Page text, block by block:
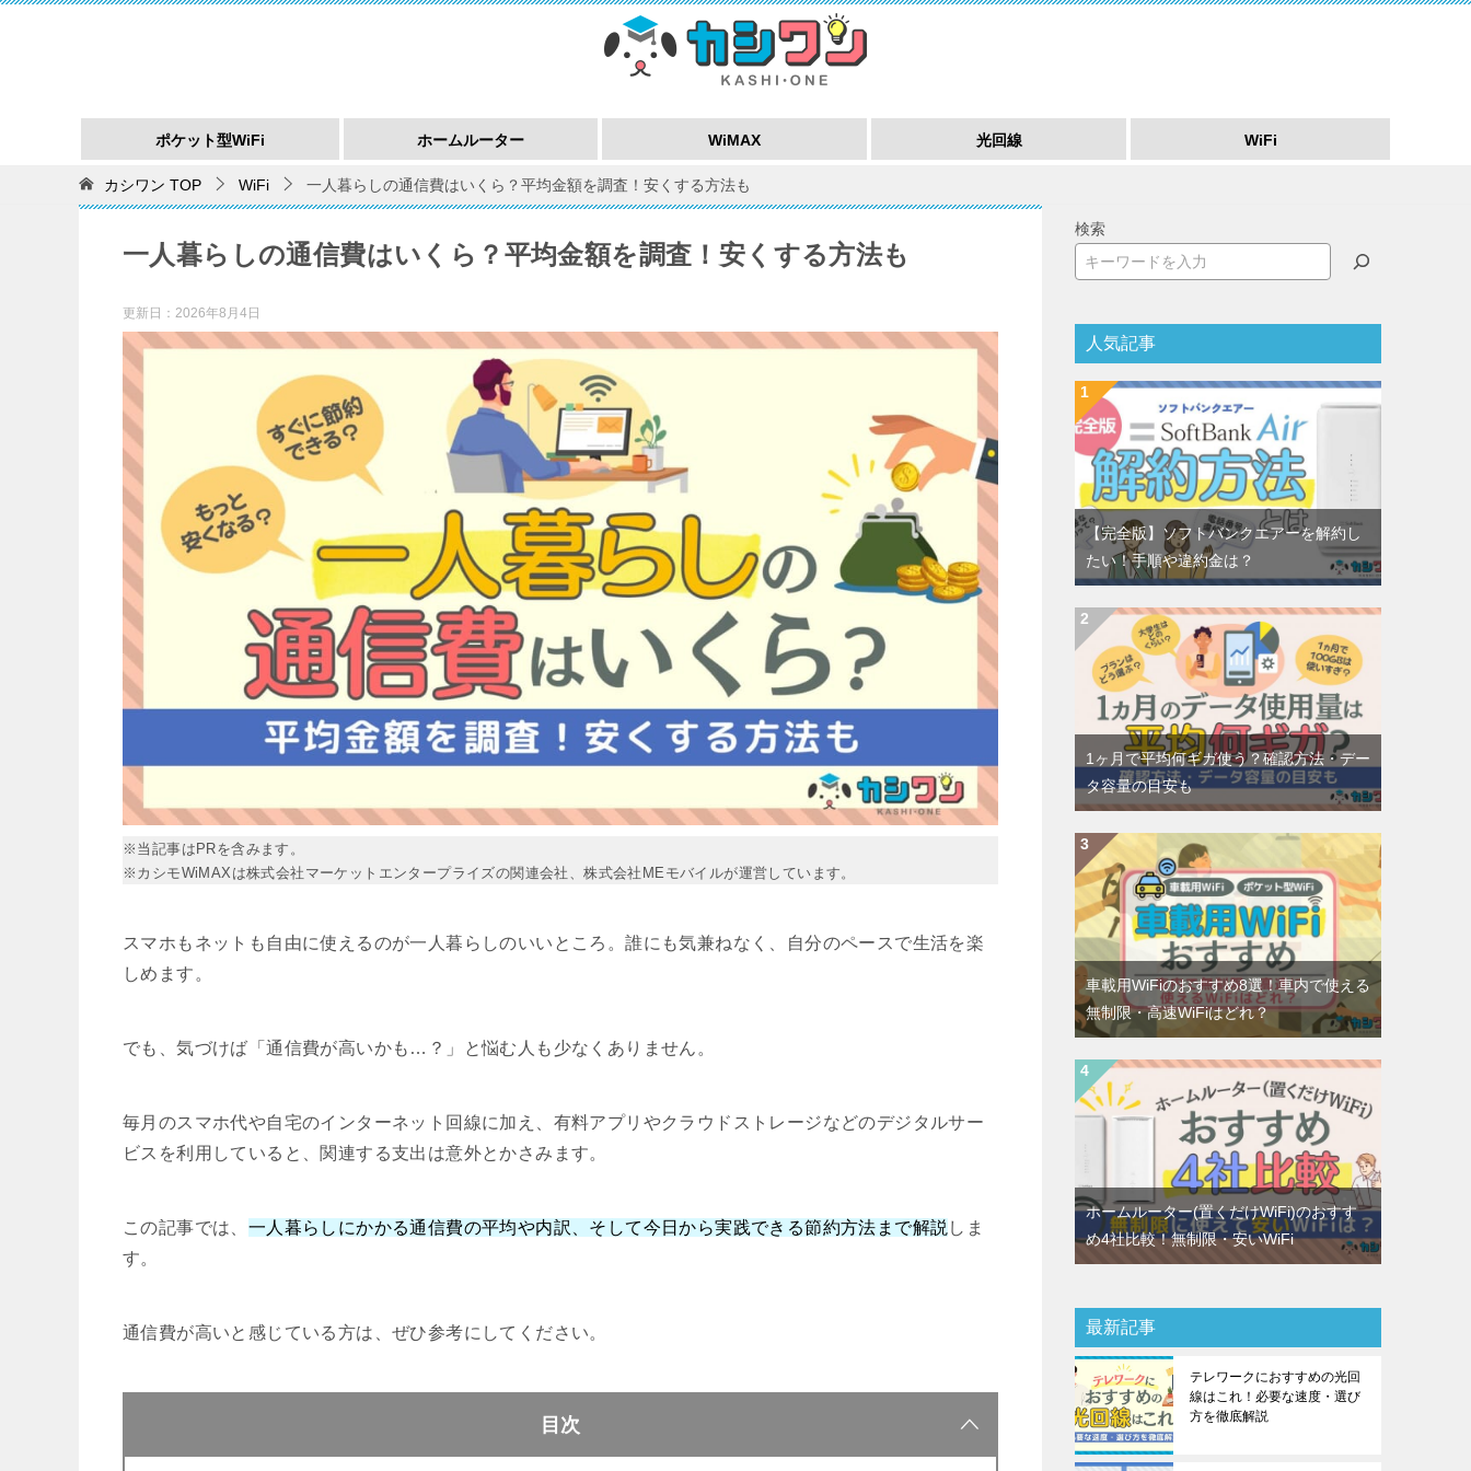
ポケット型WiFi ホームルーター WiMAX 光回線 WiFi
カシワン TOP WiFi 一人暮らしの通信費はいくら？平均金額を調査！安くする方法も
一人暮らしの通信費はいくら？平均金額を調査！安くする方法も
更新日： 2026年8月4日
※当記事はPRを含みます。
※カシモWiMAXは株式会社マーケットエンタープライズの関連会社、株式会社MEモバイルが運営しています。
スマホもネットも自由に使えるのが一人暮らしのいいところ。誰にも気兼ねなく、自分のペースで生活を楽
しめます。
でも、気づけば「通信費が高いかも…？」と悩む人も少なくありません。
毎月のスマホ代や自宅のインターネット回線に加え、有料アプリやクラウドストレージなどのデジタルサー
ビスを利用していると、関連する支出は意外とかさみます。
この記事では、 一人暮らしにかかる通信費の平均や内訳、そして今日から実践できる節約方法まで解説 しま
す。
通信費が高いと感じている方は、ぜひ参考にしてください。
目次
検索
人気記事
【完全版】ソフトバンクエアーを解約し
たい！手順や違約金は？
1ヶ月で平均何ギガ使う？確認方法・デー
タ容量の目安も
車載用WiFiのおすすめ8選！車内で使える
無制限・高速WiFiはどれ？
ホームルーター(置くだけWiFi)のおすす
め4社比較！無制限・安いWiFi
最新記事
テレワークにおすすめの光回
線はこれ！必要な速度・選び
方を徹底解説